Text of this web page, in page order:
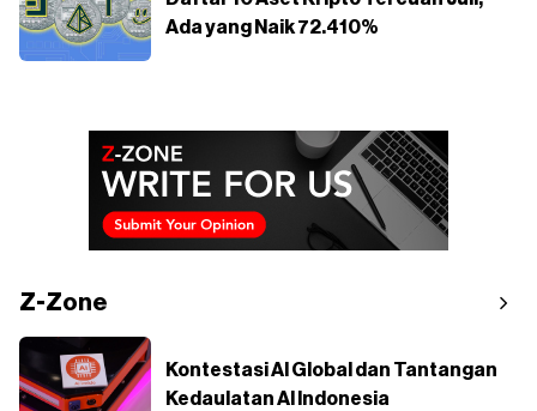
Ada yang Naik 72.410%
Z-Zone
Kontestasi AI Global dan Tantangan
Kedaulatan AI Indonesia